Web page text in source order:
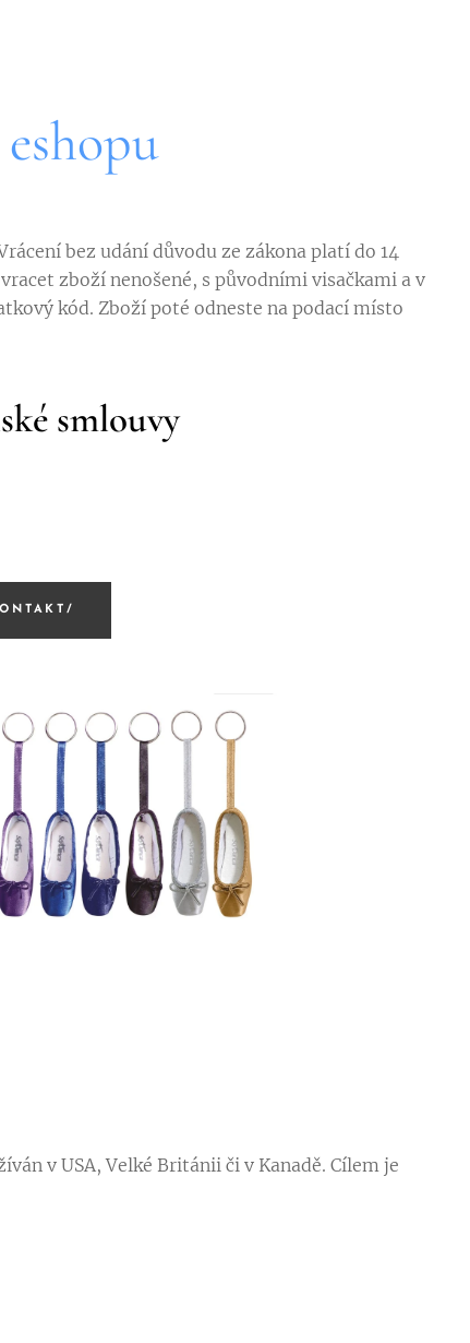
bez udání důvodu ze zákona platí do 14
zboží nenošené, s původními visačkami a v
kód. Zboží poté odneste na podací místo
smlouvy
v USA, Velké Británii či v Kanadě. Cílem je